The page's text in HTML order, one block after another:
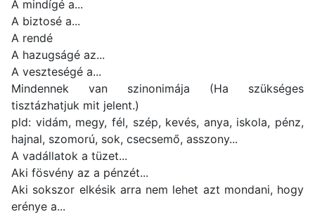
A mindígé a...
A biztosé a...
A rendé
A hazugságé az...
A veszteségé a...
Mindennek van szinonimája (Ha szükséges
tisztázhatjuk mit jelent.)
pld: vidám, megy, fél, szép, kevés, anya, iskola, pénz,
hajnal, szomorú, sok, csecsemő, asszony...
A vadállatok a tüzet...
Aki fösvény az a pénzét...
Aki sokszor elkésik arra nem lehet azt mondani, hogy
erénye a...